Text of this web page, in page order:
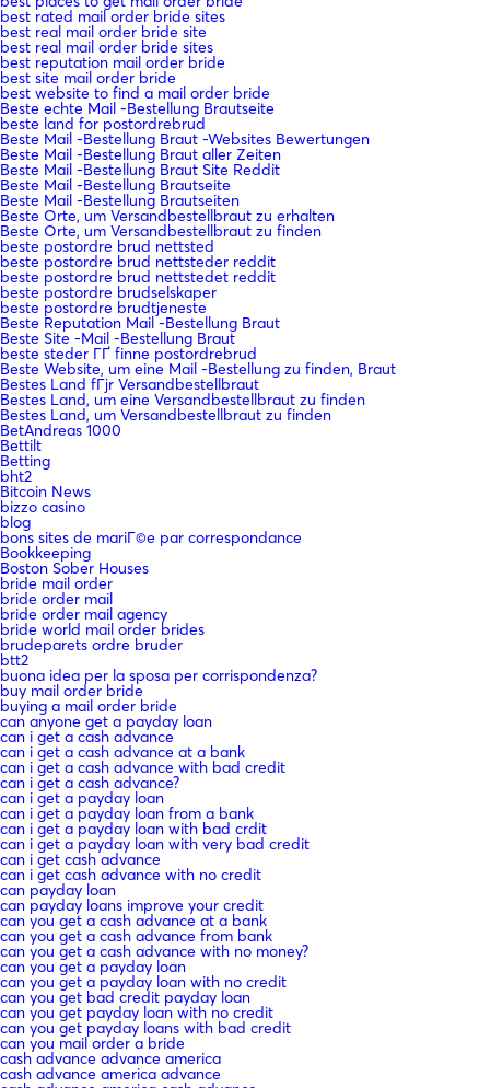
best rated mail order bride sites
best real mail order bride site
best real mail order bride sites
best reputation mail order bride
best site mail order bride
best website to find a mail order bride
Beste echte Mail -Bestellung Brautseite
beste land for postordrebrud
Beste Mail -Bestellung Braut -Websites Bewertungen
Beste Mail -Bestellung Braut aller Zeiten
Beste Mail -Bestellung Braut Site Reddit
Beste Mail -Bestellung Brautseite
Beste Mail -Bestellung Brautseiten
Beste Orte, um Versandbestellbraut zu erhalten
Beste Orte, um Versandbestellbraut zu finden
beste postordre brud nettsted
beste postordre brud nettsteder reddit
beste postordre brud nettstedet reddit
beste postordre brudselskaper
beste postordre brudtjeneste
Beste Reputation Mail -Bestellung Braut
Beste Site -Mail -Bestellung Braut
beste steder ГҐ finne postordrebrud
Beste Website, um eine Mail -Bestellung zu finden, Braut
Bestes Land fГјr Versandbestellbraut
Bestes Land, um eine Versandbestellbraut zu finden
Bestes Land, um Versandbestellbraut zu finden
BetAndreas 1000
Bettilt
Betting
bht2
Bitcoin News
bizzo casino
blog
bons sites de mariГ©e par correspondance
Bookkeeping
Boston Sober Houses
bride mail order
bride order mail
bride order mail agency
bride world mail order brides
brudeparets ordre bruder
btt2
buona idea per la sposa per corrispondenza?
buy mail order bride
buying a mail order bride
can anyone get a payday loan
can i get a cash advance
can i get a cash advance at a bank
can i get a cash advance with bad credit
can i get a cash advance?
can i get a payday loan
can i get a payday loan from a bank
can i get a payday loan with bad crdit
can i get a payday loan with very bad credit
can i get cash advance
can i get cash advance with no credit
can payday loan
can payday loans improve your credit
can you get a cash advance at a bank
can you get a cash advance from bank
can you get a cash advance with no money?
can you get a payday loan
can you get a payday loan with no credit
can you get bad credit payday loan
can you get payday loan with no credit
can you get payday loans with bad credit
can you mail order a bride
cash advance advance america
cash advance america advance